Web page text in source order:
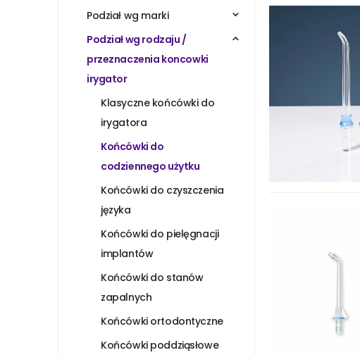
Podział wg marki
Podział wg rodzaju /
przeznaczenia koncowki
irygator
Klasyczne końcówki do
irygatora
Końcówki do
codziennego użytku
Końcówki do czyszczenia
języka
Końcówki do pielęgnacji
implantów
Końcówki do stanów
zapalnych
Końcówki ortodontyczne
Końcówki poddziąsłowe